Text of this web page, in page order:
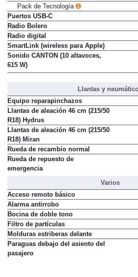
Pantalla táctil de 23,4 cm (9,2")
Pack de Tecnología
Puertos USB-C
Radio Bolero
Radio digital
SmartLink (wireless para Apple)
Sonido CANTON (10 altavoces,
615 W)
Llantas y
Equipo reparapinchazos
Llantas de aleación 46 cm (215/50
R18) Hydrus
Llantas de aleación 46 cm (215/50
R18) Miran
Rueda de recambio normal
Rueda de repuesto de
Varios
Acceso remoto básico
Alarma antirrobo
Bocina de doble tono
Filtro de partículas
Molduras estriberas delante
Paraguas debajo del asiento del